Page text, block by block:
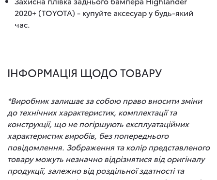
2020+ (TOYOTA) - купуйте аксесуар у будь-який
час.
ІНФОРМАЦІЯ ЩОДО ТОВАРУ
*Виробник залишає за собою право вносити зміни
до технічних характеристик, комплектації та
конструкції, що не погіршують експлуатаційних
характеристик виробів, без попереднього
повідомлення. Зображення та колір представленого
товару можуть незначно відрізнятися від оригіналу
продукції, залежно від роздільної здатності та